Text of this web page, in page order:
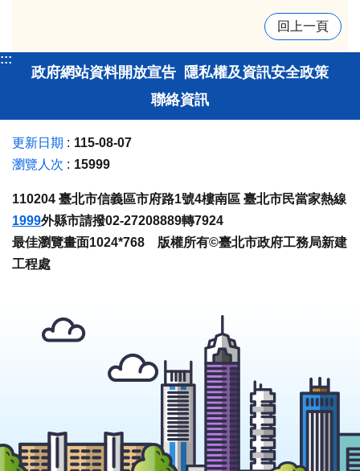
回上一頁
:::
政府網站資料開放宣告 隱私權及資訊安全政策
聯絡資訊
更新日期
115-08-07
瀏覽人次
15999
110204 臺北市信義區市府路1號4樓南區 臺北市民當家熱線
1999外縣市請撥02-27208889轉7924
最佳瀏覽畫面1024*768 版權所有©臺北市政府工務局新建
工程處